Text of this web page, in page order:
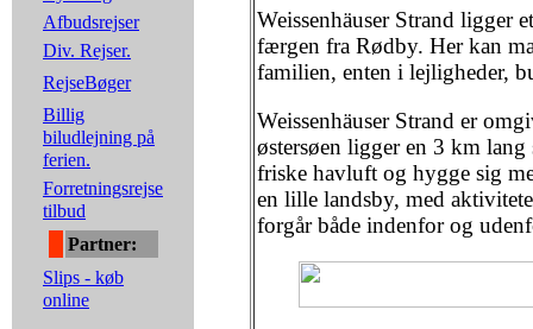
Afbudsrejser
Div. Rejser.
RejseBøger
Billig
biludlejning på
ferien.
Forretningsrejse
tilbud
Partner:
Slips - køb
online
Weissenhäuser Strand ligger
færgen fra Rødby. Her kan
familien, enten i lejligheder,
Weissenhäuser Strand er
østersøen ligger en 3 km
friske havluft og hygge sig
en lille landsby, med
forgår både indenfor og